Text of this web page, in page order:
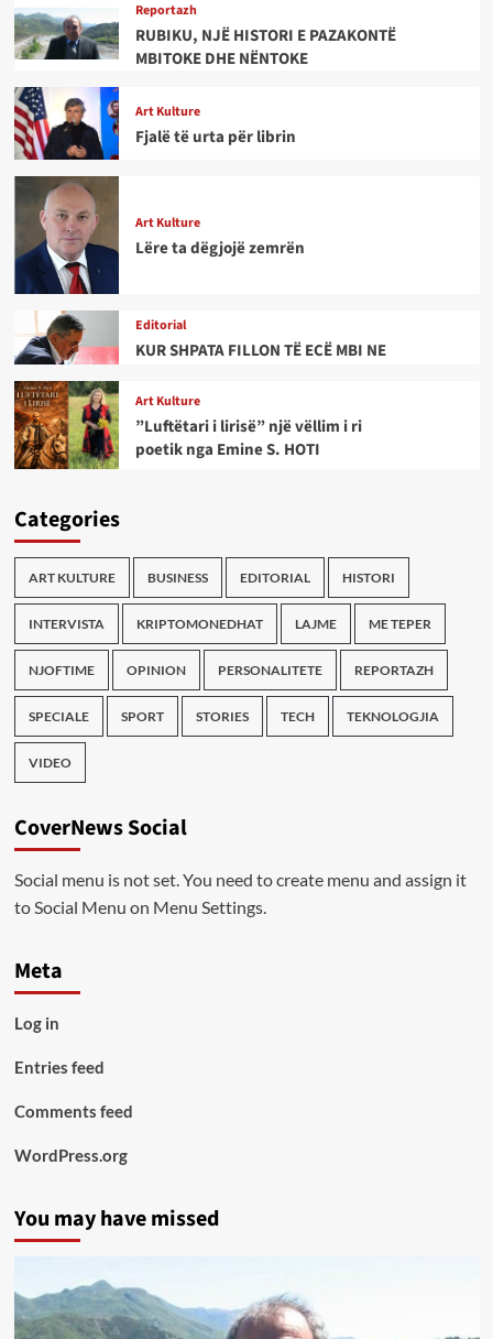
Reportazh
RUBIKU, NJË HISTORI E PAZAKONTË
MBITOKE DHE NËNTOKE
Art Kulture
Fjalë të urta për librin
Art Kulture
Lëre ta dëgjojë zemrën
Editorial
KUR SHPATA FILLON TË ECË MBI NE
Art Kulture
”Luftëtari i lirisë” një vëllim i ri
poetik nga Emine S. HOTI
Categories
ART KULTURE BUSINESS EDITORIAL HISTORI
INTERVISTA KRIPTOMONEDHAT LAJME ME TEPER
NJOFTIME OPINION PERSONALITETE REPORTAZH
SPECIALE SPORT STORIES TECH TEKNOLOGJIA
VIDEO
CoverNews Social
Social menu is not set. You need to create menu and assign it
to Social Menu on Menu Settings.
Meta
Log in
Entries feed
Comments feed
WordPress.org
You may have missed